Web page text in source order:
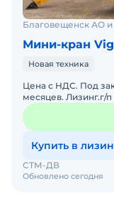
Благовещенск АО
Мини-кран
Новая техника
Цена с НДС. Под
месяцев. Лизинг.г/
400 кгВремя
Купить в
Обновлено сегодня
СТМ-ДВ